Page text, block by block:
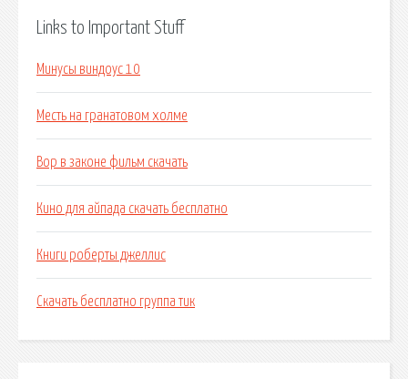
Links to Important Stuff
Минусы виндоус 10
Месть на гранатовом холме
Вор в законе фильм скачать
Кино для айпада скачать бесплатно
Книги роберты джеллис
Скачать бесплатно группа тик